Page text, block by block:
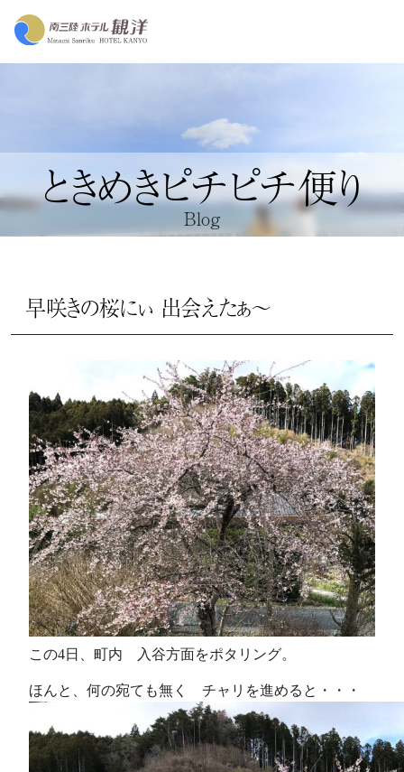
ときめきピチピチ便り
Blog
早咲きの桜にぃ 出会えたぁ～
この4日、町内 入谷方面をポタリング。
ほんと、何の宛ても無く チャリを進めると・・・